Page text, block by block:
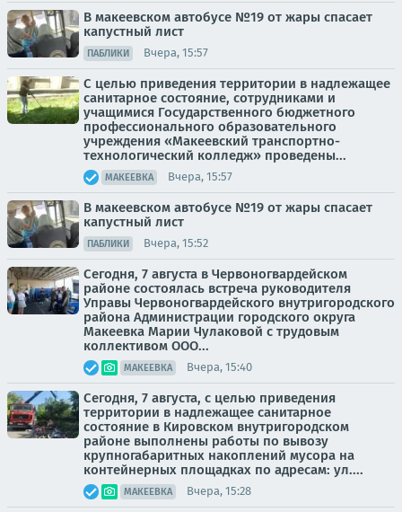
В макеевском автобусе №19 от жары спасает
капустный лист
ПАБЛИКИ Вчера, 15:57
С целью приведения территории в надлежащее
санитарное состояние, сотрудниками и
учащимися Государственного бюджетного
профессионального образовательного
учреждения «Макеевский транспортно-
технологический колледж» проведены...
МАКЕЕВКА Вчера, 15:57
В макеевском автобусе №19 от жары спасает
капустный лист
ПАБЛИКИ Вчера, 15:52
Сегодня, 7 августа в Червоногвардейском
районе состоялась встреча руководителя
Управы Червоногвардейского внутригородского
района Администрации городского округа
Макеевка Марии Чулаковой с трудовым
коллективом ООО...
МАКЕЕВКА Вчера, 15:40
Сегодня, 7 августа, с целью приведения
территории в надлежащее санитарное
состояние в Кировском внутригородском
районе выполнены работы по вывозу
крупногабаритных накоплений мусора на
контейнерных площадках по адресам: ул....
МАКЕЕВКА Вчера, 15:28